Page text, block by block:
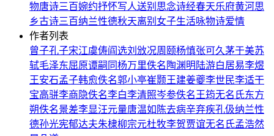
物唐诗三百婉约抒怀写人送别 思念诗经春天乐府黄河思
乡古诗三百纳兰性德秋天离别 女子生活咏物诗爱情
作者列表
曾子孔子宋江虞俦阎选刘攽况周颐杨慎张可久茅于美苏
轼毛泽东屈原谭嗣同杨万里佚名 陶渊明 陆游白居易李煜
王安石孟子韩愈佚名郭小亭崔颢王建姜夔李世民李适干
宝高骈李商隐佚名李白李清照岑参佚名 王筠无名氏东方
朔佚名景差李显汪元量唐温如 陈去病辛弃疾孔伋纳兰性
德孙光宪郁达夫朱棣柳宗元杜牧李贺贾谊无名氏孟浩然